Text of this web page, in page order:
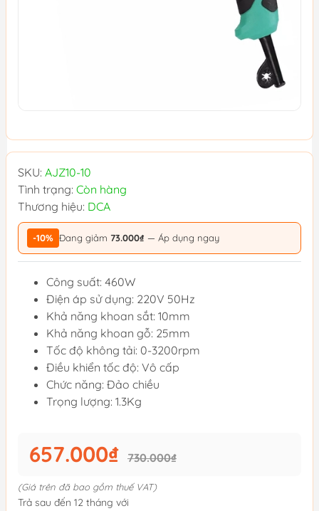
SKU: AJZ10-10
Tình trạng: Còn hàng
Thương hiệu: DCA
-10% Đang giảm 73.000₫ — Áp dụng ngay
Công suất: 460W
Điện áp sử dụng: 220V 50Hz
Khả năng khoan sắt: 10mm
Khả năng khoan gỗ: 25mm
Tốc độ không tải: 0-3200rpm
Điều khiển tốc độ: Vô cấp
Chức năng: Đảo chiều
Trọng lượng: 1.3Kg
657.000₫ 730.000₫
(Giá trên đã bao gồm thuế VAT)
Trả sau đến 12 tháng với